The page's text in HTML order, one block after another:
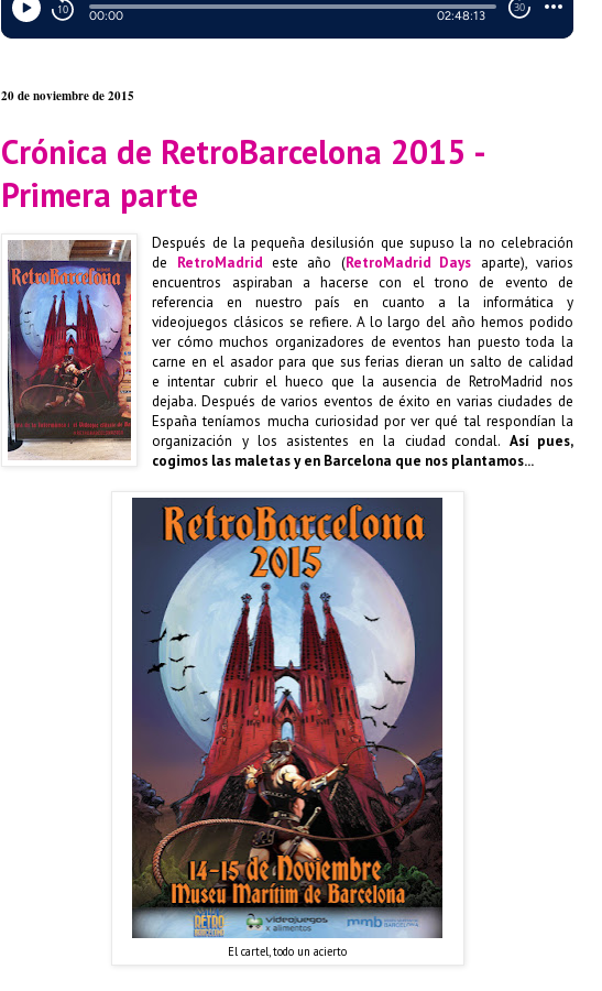
20 de noviembre de 2015
Crónica de RetroBarcelona 2015 -
Primera parte
Después de la pequeña desilusión que supuso la no celebración
de RetroMadrid este año (RetroMadrid Days aparte), varios
encuentros aspiraban a hacerse con el trono de evento de
referencia en nuestro país en cuanto a la informática y
videojuegos clásicos se refiere. A lo largo del año hemos podido
ver cómo muchos organizadores de eventos han puesto toda la
carne en el asador para que sus ferias dieran un salto de calidad
e intentar cubrir el hueco que la ausencia de RetroMadrid nos
dejaba. Después de varios eventos de éxito en varias ciudades de
España teníamos mucha curiosidad por ver qué tal respondían la
organización y los asistentes en la ciudad condal. Así pues,
cogimos las maletas y en Barcelona que nos plantamos...
El cartel, todo un acierto